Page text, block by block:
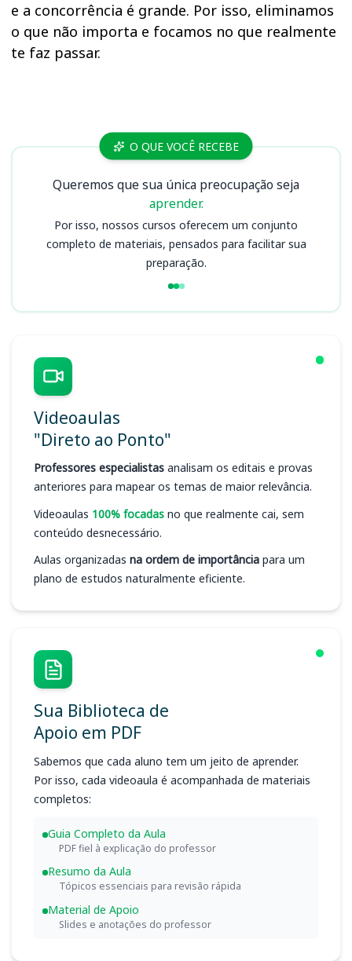
e a concorrência é grande. Por isso, eliminamos
o que não importa e focamos no que realmente
te faz passar.
Cursos O QUE VOCÊ RECEBE
Queremos que sua única preocupação seja
aprender.
Por isso, nossos cursos oferecem um conjunto
completo de materiais, pensados para facilitar sua
preparação.
Videoaulas
"Direto ao Ponto"
Professores especialistas analisam os editais e provas
anteriores para mapear os temas de maior relevância.
Videoaulas 100% focadas no que realmente cai, sem
conteúdo desnecessário.
Aulas organizadas na ordem de importância para um
plano de estudos naturalmente eficiente.
Sua Biblioteca de
Apoio em PDF
Sabemos que cada aluno tem um jeito de aprender.
Por isso, cada videoaula é acompanhada de materiais
completos:
Guia Completo da Aula
PDF fiel à explicação do professor
Resumo da Aula
Tópicos essenciais para revisão rápida
Material de Apoio
Slides e anotações do professor